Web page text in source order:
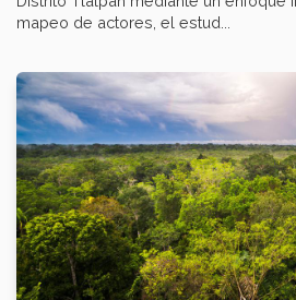
mapeo de actores, el estud...